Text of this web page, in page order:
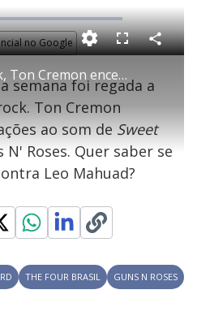
no Google
Em noite de rock, Ton Cremon encerra o The Four Brasil com Sweet Child O' Mine
F
l
s
c
n
C
o
h
a
r
semana foi regada a
Ton Cremon
ao som deSweet
N' Roses. Quer saber se
Leo Mahuad?
THE FOUR BRASIL GUNS N ROSES